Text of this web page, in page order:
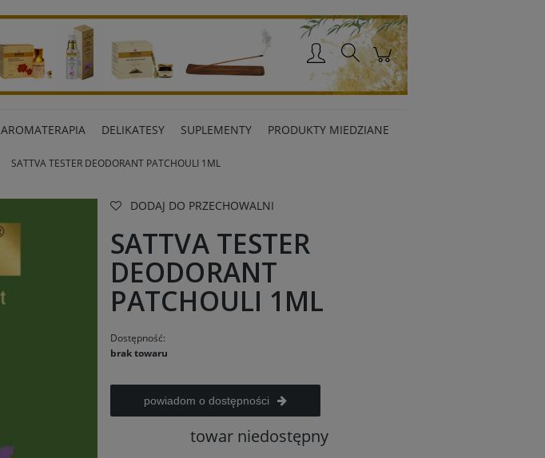
AROMATERAPIA DELIKATESY SUPLEMENTY PRODUKTY MIEDZIANE
SATTVA TESTER DEODORANT PATCHOULI 1ML
DODAJ DO PRZECHOWALNI
SATTVA TESTER
DEODORANT
PATCHOULI 1ML
Dostępność:
brak towaru
powiadom o dostępności
towar niedostępny